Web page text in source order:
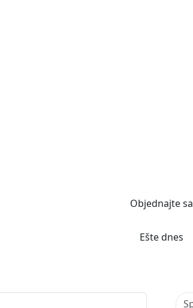
Objednajte sa
Ešte dnes